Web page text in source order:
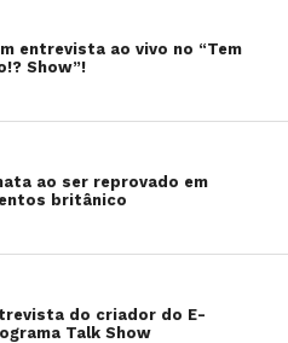
entrevista ao vivo no “Tem
Show”!
ao ser reprovado em
britânico
do criador do E-
Talk Show